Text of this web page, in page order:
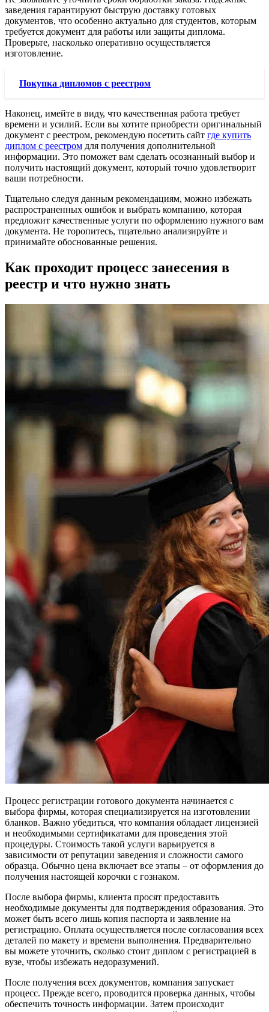
заведения гарантируют быструю доставку готовых
документов, что особенно актуально для студентов, которым
требуется документ для работы или защиты диплома.
Проверьте, насколько оперативно осуществляется
изготовление.
Покупка дипломов с реестром
Наконец, имейте в виду, что качественная работа требует
времени и усилий. Если вы хотите приобрести оригинальный
документ с реестром, рекомендую посетить сайт где купить
диплом с реестром для получения дополнительной
информации. Это поможет вам сделать осознанный выбор и
получить настоящий документ, который точно удовлетворит
ваши потребности.
Тщательно следуя данным рекомендациям, можно избежать
распространенных ошибок и выбрать компанию, которая
предложит качественные услуги по оформлению нужного вам
документа. Не торопитесь, тщательно анализируйте и
принимайте обоснованные решения.
Как проходит процесс занесения в
реестр и что нужно знать
Процесс регистрации готового документа начинается с
выбора фирмы, которая специализируется на изготовлении
бланков. Важно убедиться, что компания обладает лицензией
и необходимыми сертификатами для проведения этой
процедуры. Стоимость такой услуги варьируется в
зависимости от репутации заведения и сложности самого
образца. Обычно цена включает все этапы – от оформления до
получения настоящей корочки с гознаком.
После выбора фирмы, клиента просят предоставить
необходимые документы для подтверждения образования. Это
может быть всего лишь копия паспорта и заявление на
регистрацию. Оплата осуществляется после согласования всех
деталей по макету и времени выполнения. Предварительно
вы можете уточнить, сколько стоит диплом с регистрацией в
вузе, чтобы избежать недоразумений.
После получения всех документов, компания запускает
процесс. Прежде всего, проводится проверка данных, чтобы
обеспечить точность информации. Затем происходит